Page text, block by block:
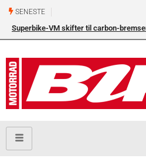
SENESTE
Superbike-VM skifter til carbon-